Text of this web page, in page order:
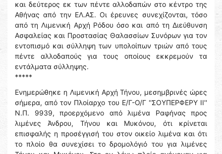
και δεύτερος εκ των πέντε αλλοδαπών στο κέντρο της
Αθήνας από την ΕΛ.ΑΣ. Οι έρευνες συνεχίζονται, τόσο
από τη Λιμενική Αρχή Ρόδου όσο και από τη Διεύθυνση
Ασφαλείας και Προστασίας Θαλασσίων Συνόρων για τον
εντοπισμό και σύλληψη των υπολοίπων τριών από τους
πέντε αλλοδαπούς για τους οποίους εκκρεμούν τα
εντάλματα σύλληψης.
*****
Ενημερώθηκε η Λιμενική Αρχή Τήνου, μεσημβρινές ώρες
σήμερα, από τον Πλοίαρχο του Ε/Γ-Ο/Γ ''ΣΟΥΠΕΡΦΕΡΥ ΙΙ''
Ν.Π. 9939, προερχόμενο από λιμένα Ραφήνας προς
λιμένες Άνδρου, Τήνου και Μυκόνου, ότι κρίνεται
επισφαλής η προσέγγισή του στον οικείο λιμένα και ότι
το πλοίο θα συνεχίσει το δρομολόγιό του για λιμένες